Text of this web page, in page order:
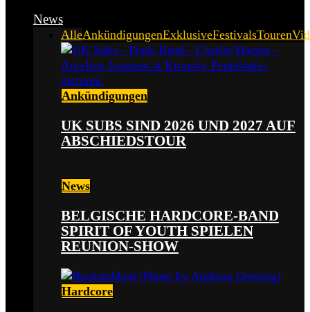
News
AlleAnkündigungenExklusiveFestivalsTouren
Ankündigungen
UK SUBS SIND 2026 UND 2027 AUF
ABSCHIEDSTOUR
News
BELGISCHE HARDCORE-BAND
SPIRIT OF YOUTH SPIELEN
REUNION-SHOW
Hardcore